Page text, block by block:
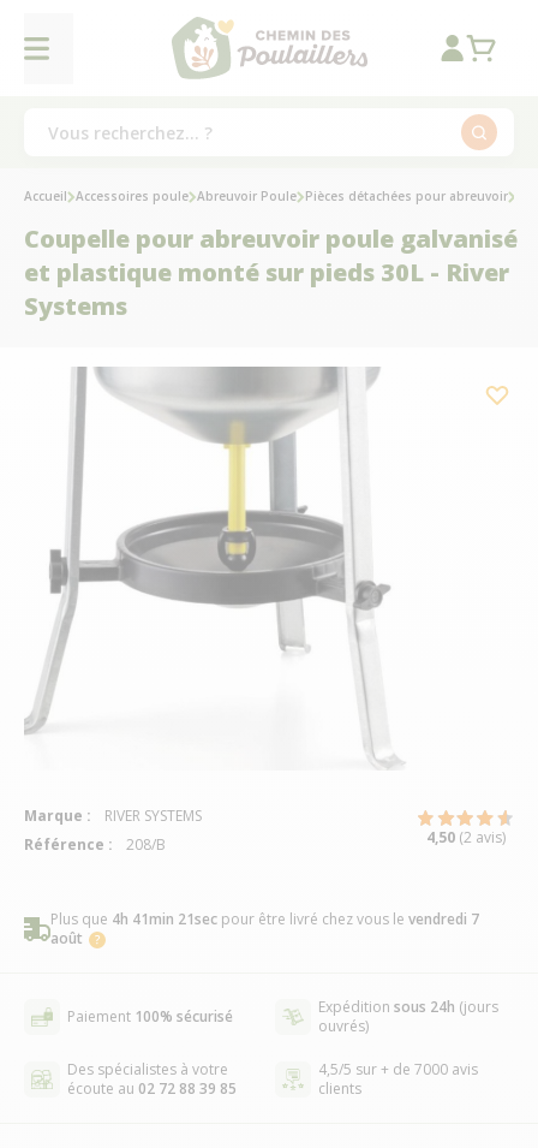
Plus que 4h 41min 21sec pour être livré chez vous le vendredi 7
août
Paiement 100% sécurisé Expédition sous 24h (jours
ouvrés)
Des spécialistes à votre
écoute au 02 72 88 39 85
4,5/5 sur + de 7000 avis
clients
Accueil Accessoires poule Abreuvoir Poule Pièces détachées pour abreuvoir
Coupelle pour abreuvoir poule galvanisé
et plastique monté sur pieds 30L - River
Systems
Marque :
RIVER SYSTEMS
Référence :
208/B 4,50 (2 avis)